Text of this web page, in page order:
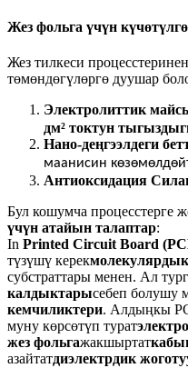
Жез фольга үчүн
Жез тилкеси
төмөндөгүлөргө дуушар
Электролиттик
дм² токтун
Нано-деңгээлдеги
маанисин
Антиоксидация
Бул кошумча процесстерге
үчүн атайын талаптар:
In Printed Circuit Board
түзүшү керек
субстраттары менен. Ал
калдыктарысебеп болушу
кемчиликтери. Алдыңкы
муну көрсөтүп турат
жез фольгажакшыртат
азайтатдиэлектрдик